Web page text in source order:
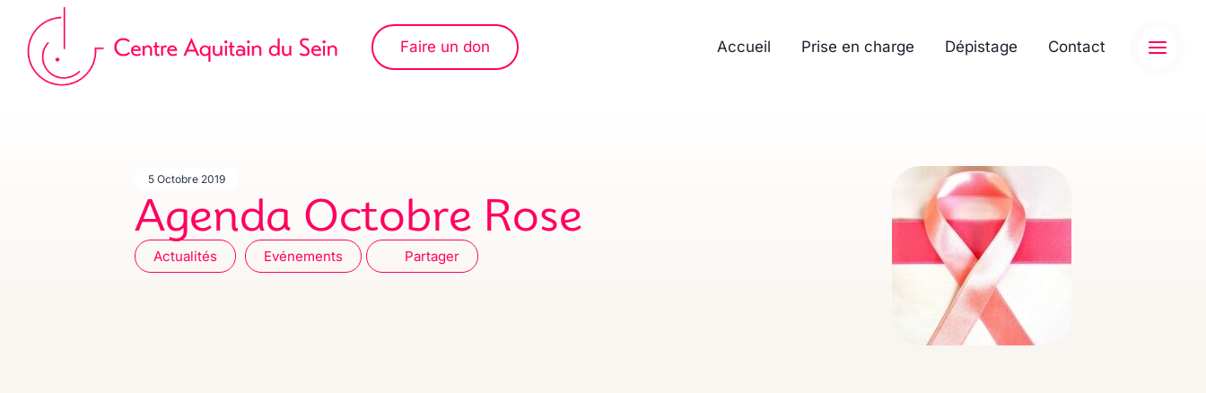
contenu
Faire un don Accueil Prise en charge Dépistage Contact
5 Octobre 2019
Agenda Octobre Rose
Actualités Evénements Partager